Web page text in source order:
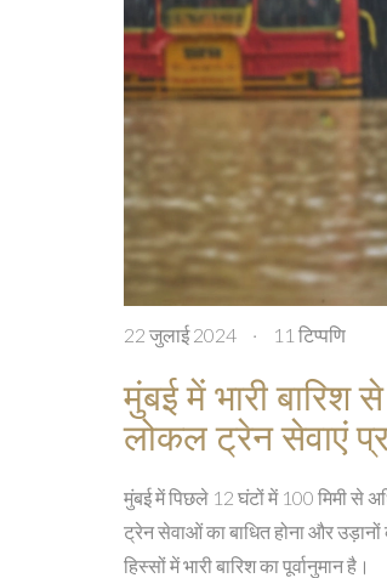
22 जुलाई 2024 · 11 टिप्पणि
मुंबई में भारी
लोकल ट्रेन सेवाएं
मुंबई में पिछले 12 घंटों में 100 मिमी से
ट्रेन सेवाओं का बाधित होना और
हिस्सों में भारी बारिश का पूर्वानुमान है।